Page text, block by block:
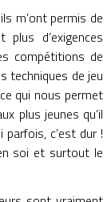
m’ont permis de
d’exigences
compétitions de
techniques de jeu
qui nous permet
plus jeunes qu’il
c’est dur !
soi et surtout le